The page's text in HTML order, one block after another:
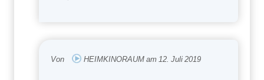
Von HEIMKINORAUM am 12. Juli 2019